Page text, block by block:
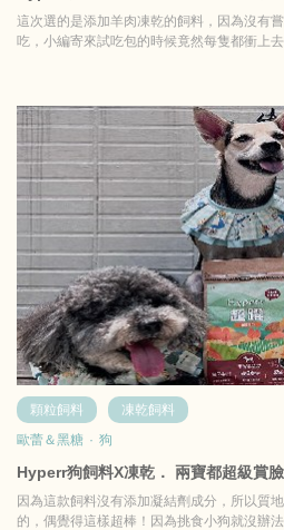
這次選的是添加羊肉凍乾的飼料，因為沒有
吃，小編寄來試吃包的時候竟然每隻都衝上
顆粒飼料
凍乾飼料
歐蕾＆黑糖 · 狗
Hyperr狗飼料X凍乾． 兩寶都超級賞臉
因為這款飼料沒有添加凝結劑成分，所以質
的，偶覺得這樣超棒！因為挑食小狗就沒辦